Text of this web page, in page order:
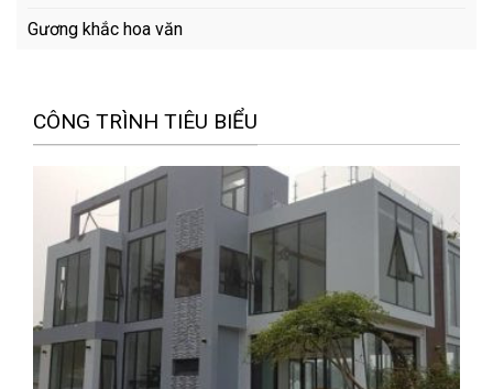
Gương khắc hoa văn
CÔNG TRÌNH TIÊU BIỂU